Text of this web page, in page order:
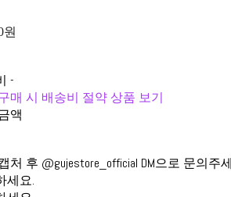
원
-
매 시 배송비 절약 상품 보기
액
처 후 @gujestore_official DM으로 문의주
세요.